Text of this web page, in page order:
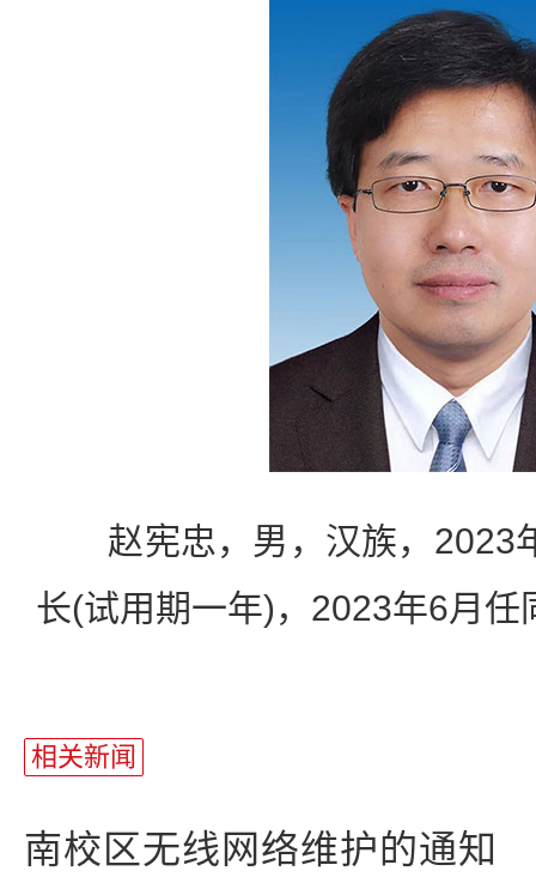
赵宪忠，男，汉族，2023
长(试用期一年)，2023年6月任
相关新闻
南校区无线网络维护的通知